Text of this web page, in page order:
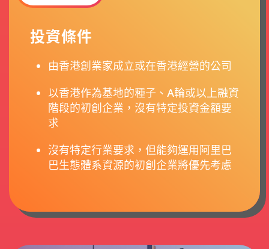
投資條件
由香港創業家成立或在香港經營的公司
以香港作為基地的種子、A輪或以上融資
階段的初創企業，沒有特定投資金額要
求
沒有特定行業要求，但能夠運用阿里巴
巴生態體系資源的初創企業將優先考慮